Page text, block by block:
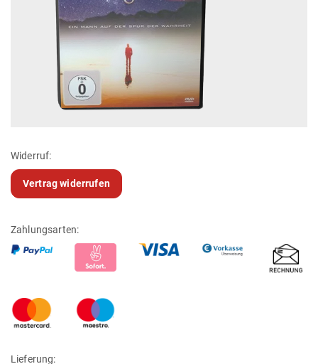
Widerruf:
Vertrag widerrufen
Zahlungsarten:
Lieferung: